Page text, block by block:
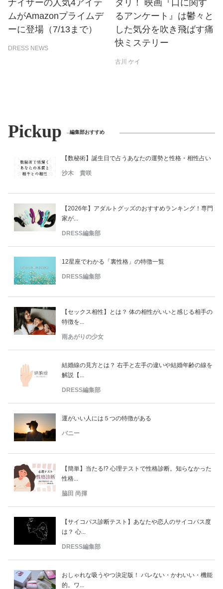
ナイザーの人気4アイテ
ムがAmazonプライムデ
ーに登場（7/13まで）
DRESS NEWS
タリ！ 映画『口に関す
るアンケート』は鬱々と
した気分を吹き飛ばす痛
快ミステリー
古川 ケイ
Pickup 編集部おすすめ
【数秘術】誕生日で占うあなたの運勢と性格・相性占い
沙木 貴咲
【2026年】アダルトグッズのおすすめランキング！専門
家が...
DRESS編集部
12星座でわかる「裏性格」の特徴一覧
DRESS編集部
【セックス相性】とは？ 体の相性がいいと感じる相手の
特徴を...
雨あがりの少女
結婚線の見方とは？ 右手と左手の違いや結婚年齢の線を
解説【...
DRESS編集部
運がいい人には５つの特徴がある
バニー
【簡単】当たる!? 心理テストで性格診断。知らなかった
性格...
脇田 尚揮
【サイコパス診断テスト】あなたや恋人のサイコパス度
は？ 心...
DRESS編集部
おしゃれな吸うやつ決定版！ バレない・かわいい・機能
的。ワ...